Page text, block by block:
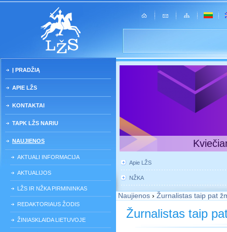
Į PRADŽIĄ
APIE LŽS
KONTAKTAI
TAPK LŽS NARIU
NAUJIENOS
AKTUALI INFORMACIJA
AKTUALIJOS
LŽS IR NŽKA PIRMININKAS
REDAKTORIAUS ŽODIS
ŽINIASKLAIDA LIETUVOJE
Apie LŽS
NŽKA
Naujienos › Žurnalistas taip pat
Žurnalistas taip